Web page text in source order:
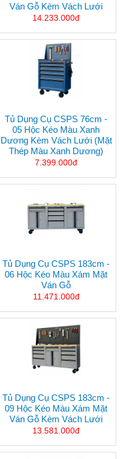
Ván Gỗ Kèm Vách Lưới
14.233.000đ
Tủ Dụng Cụ CSPS 76cm -
05 Hộc Kéo Màu Xanh
Dương Kèm Vách Lưới (mặt
Thép Màu Xanh Dương)
7.399.000đ
Tủ Dụng Cụ CSPS 183cm -
06 Hộc Kéo Màu Xám Mặt
Ván Gỗ
11.471.000đ
Tủ Dụng Cụ CSPS 183cm -
09 Hộc Kéo Màu Xám Mặt
Ván Gỗ Kèm Vách Lưới
13.581.000đ